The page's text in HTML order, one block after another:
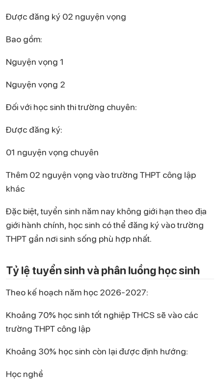
Được đăng ký 02 nguyện vọng
Bao gồm:
Nguyện vọng 1
Nguyện vọng 2
Đối với học sinh thi trường chuyên:
Được đăng ký:
01 nguyện vọng chuyên
Thêm 02 nguyện vọng vào trường THPT công lập
khác
Đặc biệt, tuyển sinh năm nay không giới hạn theo địa
giới hành chính, học sinh có thể đăng ký vào trường
THPT gần nơi sinh sống phù hợp nhất.
Tỷ lệ tuyển sinh và phân luồng học sinh
Theo kế hoạch năm học 2026-2027:
Khoảng 70% học sinh tốt nghiệp THCS sẽ vào các
trường THPT công lập
Khoảng 30% học sinh còn lại được định hướng:
Học nghề